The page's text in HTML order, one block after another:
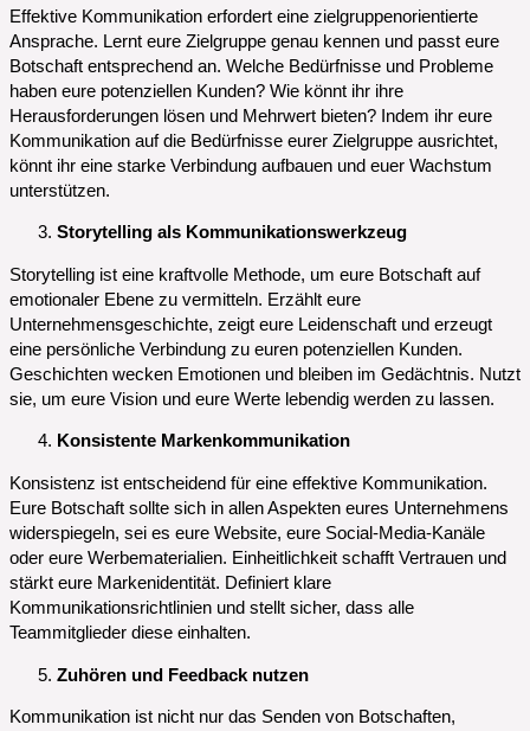
Effektive Kommunikation erfordert eine zielgruppenorientierte
Ansprache. Lernt eure Zielgruppe genau kennen und passt eure
Botschaft entsprechend an. Welche Bedürfnisse und Probleme
haben eure potenziellen Kunden? Wie könnt ihr ihre
Herausforderungen lösen und Mehrwert bieten? Indem ihr eure
Kommunikation auf die Bedürfnisse eurer Zielgruppe ausrichtet,
könnt ihr eine starke Verbindung aufbauen und euer Wachstum
unterstützen.
Storytelling als Kommunikationswerkzeug
Storytelling ist eine kraftvolle Methode, um eure Botschaft auf
emotionaler Ebene zu vermitteln. Erzählt eure
Unternehmensgeschichte, zeigt eure Leidenschaft und erzeugt
eine persönliche Verbindung zu euren potenziellen Kunden.
Geschichten wecken Emotionen und bleiben im Gedächtnis. Nutzt
sie, um eure Vision und eure Werte lebendig werden zu lassen.
Konsistente Markenkommunikation
Konsistenz ist entscheidend für eine effektive Kommunikation.
Eure Botschaft sollte sich in allen Aspekten eures Unternehmens
widerspiegeln, sei es eure Website, eure Social-Media-Kanäle
oder eure Werbematerialien. Einheitlichkeit schafft Vertrauen und
stärkt eure Markenidentität. Definiert klare
Kommunikationsrichtlinien und stellt sicher, dass alle
Teammitglieder diese einhalten.
Zuhören und Feedback nutzen
Kommunikation ist nicht nur das Senden von Botschaften,